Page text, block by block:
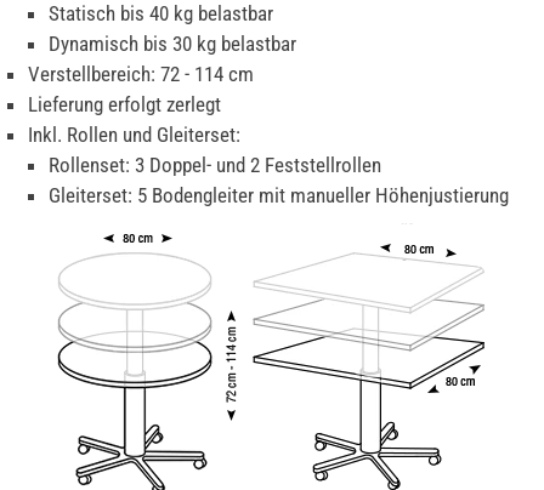
Statisch bis 40 kg belastbar
Dynamisch bis 30 kg belastbar
Verstellbereich: 72 - 114 cm
Lieferung erfolgt zerlegt
Inkl. Rollen und Gleiterset:
Rollenset: 3 Doppel- und 2 Feststellrollen
Gleiterset: 5 Bodengleiter mit manueller Höhenjustierung